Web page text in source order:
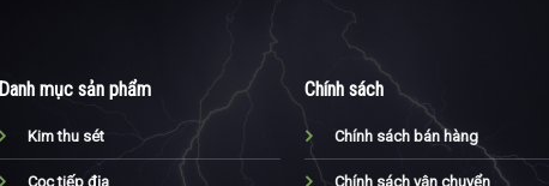
Danh mục sản phẩm
Kim thu sét
Cọc tiếp địa
Chính sách
Chính sách bán hàng
Chính sách vận chuyển